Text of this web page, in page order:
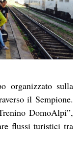
organizzato sulla
il Sempione.
DomoAlpi”,
flussi turistici tra